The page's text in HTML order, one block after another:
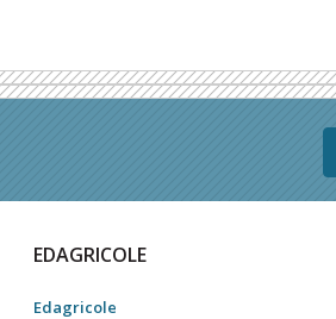
EDAGRICOLE
Edagricole